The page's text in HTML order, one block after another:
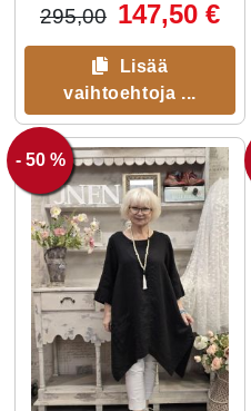
295,00 147,50 €
Lisää
vaihtoehtoja ...
- 50 %